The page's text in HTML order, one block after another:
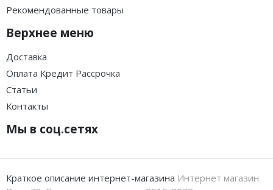
Рекомендованные товары
Верхнее меню
Доставка
Оплата Кредит Рассрочка
Статьи
Контакты
Мы в соц.сетях
Краткое описание интернет-магазина Интернет магазин